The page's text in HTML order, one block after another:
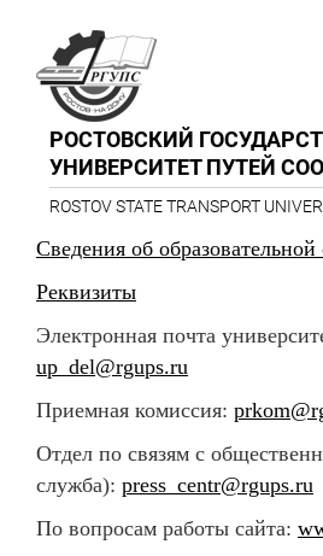
РОСТОВСКИЙ
УНИВЕРСИТЕТ ПУТЕЙ
ROSTOV STATE TRANSPORT
Сведения об образовательной
Реквизиты
Электронная почта
up_del@rgups.ru
Приемная комиссия:
Отдел по связям с
служба): press_centr@rgups.ru
По вопросам работы сайта: